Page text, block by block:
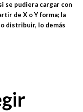
se pudiera cargar con
de X o Y forma; la
distribuir, lo demás